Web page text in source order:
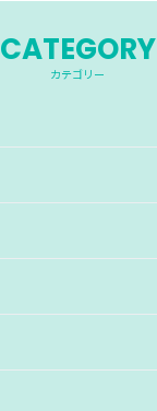
CATEGORY
カテゴリー